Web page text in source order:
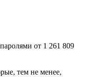
от 1 261 809
тем не менее,